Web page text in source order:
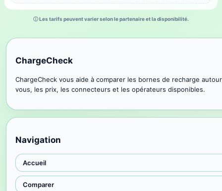
ⓘ Les tarifs peuvent varier selon le partenaire et la disponibilité.
ChargeCheck
ChargeCheck vous aide à comparer les bornes de recharge
vous, les prix, les connecteurs et les opérateurs disponibles.
Navigation
Accueil
Comparer